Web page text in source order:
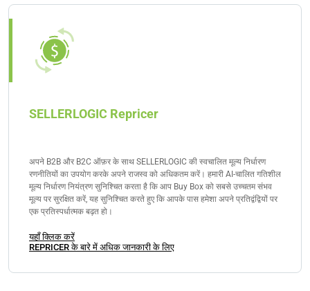
SELLERLOGIC Repricer
अपने B2B और B2C ऑफ़र के साथ SELLERLOGIC की स्वचालित मूल्य निर्धारण
रणनीतियों का उपयोग करके अपने राजस्व को अधिकतम करें। हमारी AI-चालित गतिशील
मूल्य निर्धारण नियंत्रण सुनिश्चित करता है कि आप Buy Box को सबसे उच्चतम संभव
मूल्य पर सुरक्षित करें, यह सुनिश्चित करते हुए कि आपके पास हमेशा अपने प्रतिद्वंद्वियों पर
एक प्रतिस्पर्धात्मक बढ़त हो।
यहाँ क्लिक करें
REPRICER के बारे में अधिक जानकारी के लिए